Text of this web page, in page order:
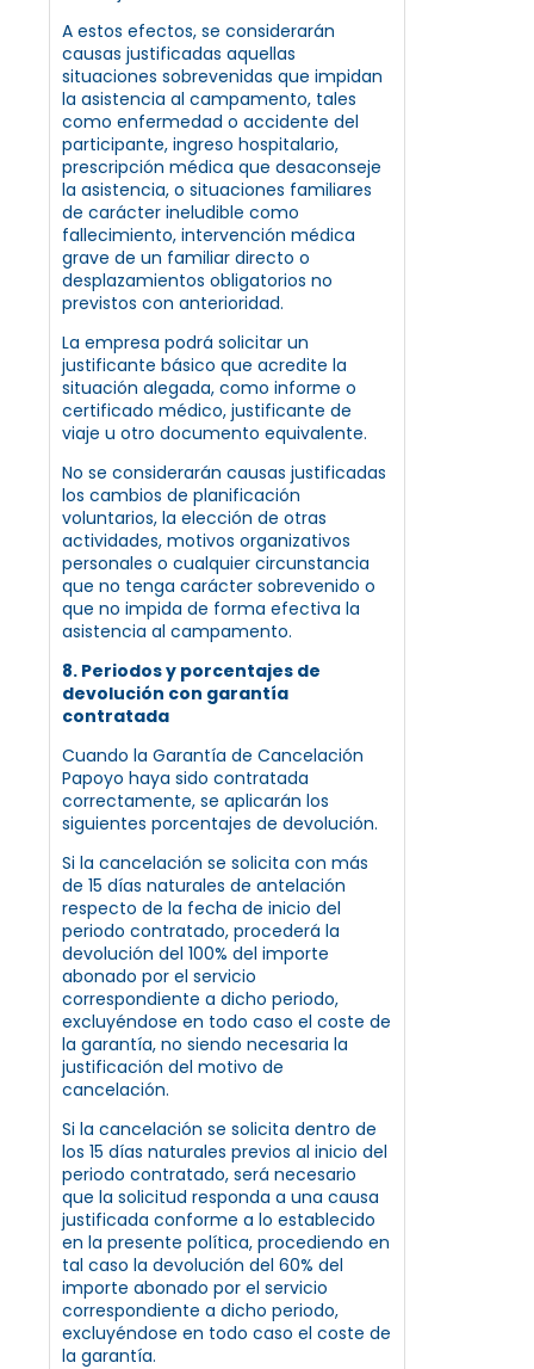
A estos efectos, se considerarán
causas justificadas aquellas
situaciones sobrevenidas que impidan
la asistencia al campamento, tales
como enfermedad o accidente del
participante, ingreso hospitalario,
prescripción médica que desaconseje
la asistencia, o situaciones familiares
de carácter ineludible como
fallecimiento, intervención médica
grave de un familiar directo o
desplazamientos obligatorios no
previstos con anterioridad.
La empresa podrá solicitar un
justificante básico que acredite la
situación alegada, como informe o
certificado médico, justificante de
viaje u otro documento equivalente.
No se considerarán causas justificadas
los cambios de planificación
voluntarios, la elección de otras
actividades, motivos organizativos
personales o cualquier circunstancia
que no tenga carácter sobrevenido o
que no impida de forma efectiva la
asistencia al campamento.
8. Periodos y porcentajes de
devolución con garantía
contratada
Cuando la Garantía de Cancelación
Papoyo haya sido contratada
correctamente, se aplicarán los
siguientes porcentajes de devolución.
Si la cancelación se solicita con más
de 15 días naturales de antelación
respecto de la fecha de inicio del
periodo contratado, procederá la
devolución del 100% del importe
abonado por el servicio
correspondiente a dicho periodo,
excluyéndose en todo caso el coste de
la garantía, no siendo necesaria la
justificación del motivo de
cancelación.
Si la cancelación se solicita dentro de
los 15 días naturales previos al inicio del
periodo contratado, será necesario
que la solicitud responda a una causa
justificada conforme a lo establecido
en la presente política, procediendo en
tal caso la devolución del 60% del
importe abonado por el servicio
correspondiente a dicho periodo,
excluyéndose en todo caso el coste de
la garantía.